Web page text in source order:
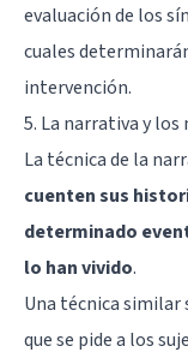
evaluación de los
cuales
intervención.
5. La narrativa y
La técnica de la
cuenten sus
determinado
lo han vivido.
Una técnica similar
que se pide a los